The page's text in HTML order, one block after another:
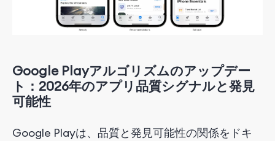
Google Playアルゴリズムのアップデー
ト：2026年のアプリ品質シグナルと発見
可能性
Google Playは、品質と発見可能性の関係をドキ